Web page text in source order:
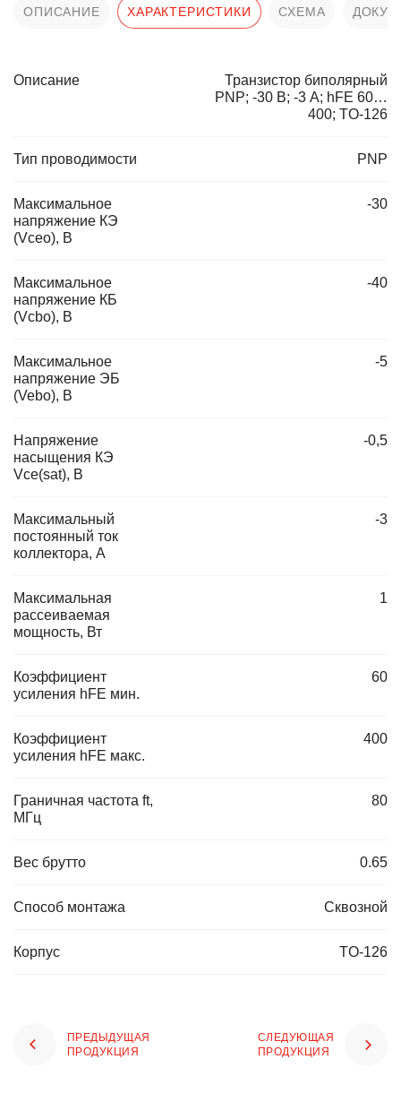
ОПИСАНИЕ ХАРАКТЕРИСТИКИ СХЕМА
Описание
Транзистор биполярный
PNP; -30 В; -3 А; hFE 60…
400; TO-126
Тип проводимости PNP
Максимальное
напряжение КЭ
(Vceo), В
-30
Максимальное
напряжение КБ
(Vcbo), В
-40
Максимальное
напряжение ЭБ
(Vebo), В
-5
Напряжение
насыщения КЭ
Vce(sat), В
-0,5
Максимальный
постоянный ток
коллектора, А
-3
Максимальная
рассеиваемая
мощность, Вт
1
Коэффициент
усиления hFE мин.
60
Коэффициент
усиления hFE макс.
400
Граничная частота ft,
МГц
80
Вес брутто 0.65
Способ монтажа Сквозной
Корпус TO-126
ПРЕДЫДУЩАЯ
ПРОДУКЦИЯ
СЛЕДУЮЩАЯ
ПРОДУКЦИЯ